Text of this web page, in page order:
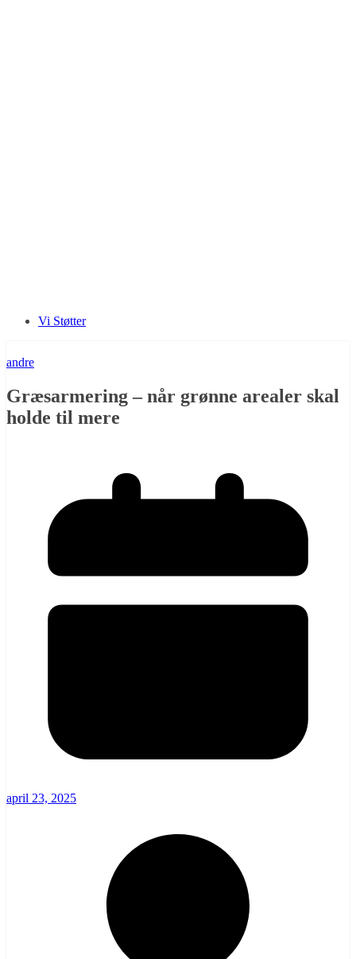
Vi Støtter
andre
Græsarmering – når grønne arealer skal
holde til mere
april 23, 2025